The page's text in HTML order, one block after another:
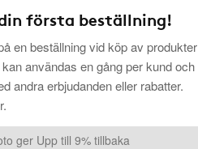
första beställning!
en beställning vid köp av produkter
användas en gång per kund och
andra erbjudanden eller rabatter.
ger Upp till 9% tillbaka